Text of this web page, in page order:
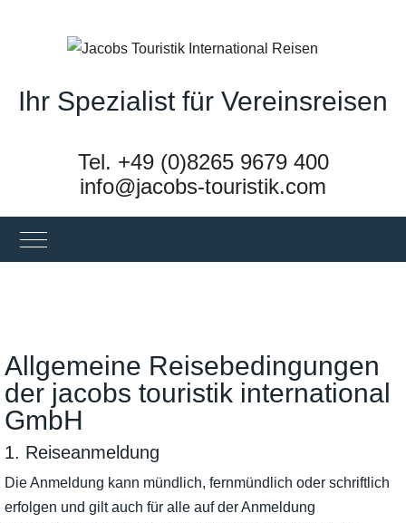
Ihr Spezialist für Vereinsreisen
Tel. +49 (0)8265 9679 400
info@jacobs-touristik.com
Mobile Menu Toggle
Allgemeine Reisebedingungen
der jacobs touristik international
GmbH
1. Reiseanmeldung
Die Anmeldung kann mündlich, fernmündlich oder schriftlich
erfolgen und gilt auch für alle auf der Anmeldung